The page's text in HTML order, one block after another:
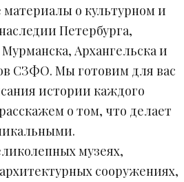
о культурном и
Петербурга,
Архангельска и
СЗФО. Мы готовим для вас
истории каждого
о том, что делает
музеях,
сооружениях,